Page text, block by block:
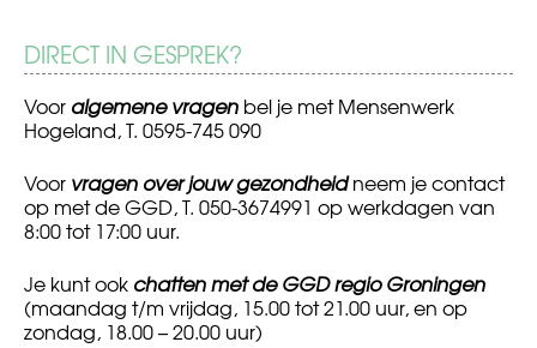
DIRECT IN GESPREK?
Voor algemene vragen bel je met Mensenwerk
Hogeland, T. 0595-745 090
Voor vragen over jouw gezondheidneem je contact
op met de GGD, T. 050-3674991 op werkdagen van
8:00 tot 17:00 uur.
Je kunt ook chatten met de GGD regio Groningen
(maandag t/m vrijdag, 15.00 tot 21.00 uur, en op
zondag, 18.00 – 20.00 uur)